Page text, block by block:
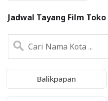
Jadwal Tayang Film
Balikpapan